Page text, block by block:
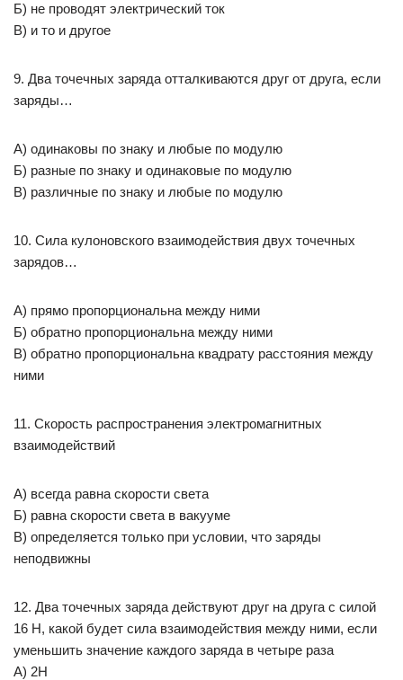
Б) не проводят электрический ток
В) и то и другое
9. Два точечных заряда отталкиваются друг от друга, если
заряды…
А) одинаковы по знаку и любые по модулю
Б) разные по знаку и одинаковые по модулю
В) различные по знаку и любые по модулю
10. Сила кулоновского взаимодействия двух точечных
зарядов…
А) прямо пропорциональна между ними
Б) обратно пропорциональна между ними
В) обратно пропорциональна квадрату расстояния между
ними
11. Скорость распространения электромагнитных
взаимодействий
А) всегда равна скорости света
Б) равна скорости света в вакууме
В) определяется только при условии, что заряды
неподвижны
12. Два точечных заряда действуют друг на друга с силой
16 Н, какой будет сила взаимодействия между ними, если
уменьшить значение каждого заряда в четыре раза
А) 2Н